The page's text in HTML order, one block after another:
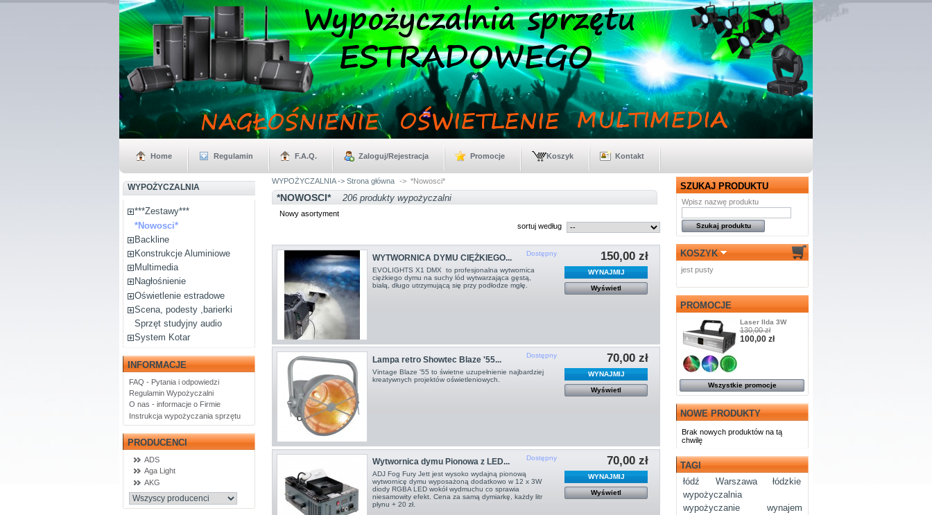
Home Regulamin F.A.Q. Zaloguj/Rejestracja Promocje Koszyk Kontakt
WYPOŻYCZALNIA
***Zestawy***
*Nowosci*
Backline
Konstrukcje Aluminiowe
Multimedia
Nagłośnienie
Oświetlenie estradowe
Scena, podesty ,barierki
Sprzęt studyjny audio
System Kotar
INFORMACJE
FAQ - Pytania i odpowiedzi
Regulamin Wypożyczalni
O nas - informacje o Firmie
Instrukcja wypożyczania sprzętu
PRODUCENCI
ADS
Aga Light
AKG
WYPOŻYCZALNIA -> Strona główna -> *Nowosci*
*NOWOSCI* 206 produkty wypożyczalni
Nowy asortyment
sortuj według
Dostępny
WYTWORNICA DYMU CIĘŻKIEGO...
EVOLIGHTS X1 DMX to profesjonalna wytwornica
ciężkiego dymu na suchy lód wytwarzająca gęstą,
białą, długo utrzymującą się przy podłodze mgłę.
150,00 zł
WYNAJMIJ
Wyświetl
Dostępny
Lampa retro Showtec Blaze '55...
Vintage Blaze '55 to świetne uzupełnienie najbardziej
kreatywnych projektów oświetleniowych.
70,00 zł
WYNAJMIJ
Wyświetl
Dostępny
Wytwornica dymu Pionowa z LED...
ADJ Fog Fury Jett jest wysoko wydajną pionową
wytwornicę dymu wyposażoną dodatkowo w 12 x 3W
diody RGBA LED wokół wydmuchu co sprawia
niesamowity efekt. Cena za samą dymiarkę, każdy litr
płynu + 20 zł.
70,00 zł
WYNAJMIJ
Wyświetl
SZUKAJ PRODUKTU
Wpisz nazwę produktu
KOSZYK
jest pusty
PROMOCJE
Laser Ilda 3W
130,00 zł
100,00 zł
Wszystkie promocje
NOWE PRODUKTY
Brak nowych produktów na tą
chwilę
TAGI
łódź
Warszawa
łódzkie
wypożyczalnia
wypożyczanie
wynajem